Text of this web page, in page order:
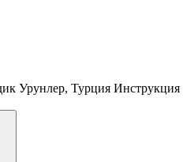
Урунлер, Турция Инструкция